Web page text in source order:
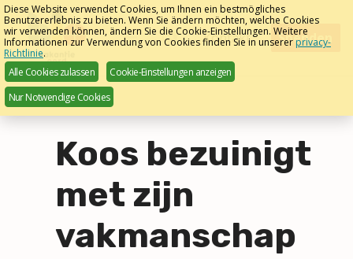
Skip
links
Jump
to
navigation
Jump
Menu
Kontakt Spenden
Koos bezuinigt
met zijn
vakmanschap
Diese Website verwendet Cookies, um Ihnen ein bestmögliches
Benutzererlebnis zu bieten. Wenn Sie ändern möchten, welche Cookies
wir verwenden können, ändern Sie die Cookie-Einstellungen. Weitere
Informationen zur Verwendung von Cookies finden Sie in unsererprivacy-
Richtlinie.
Alle Cookies zulassen
Cookie-Einstellungen anzeigen
Nur Notwendige Cookies